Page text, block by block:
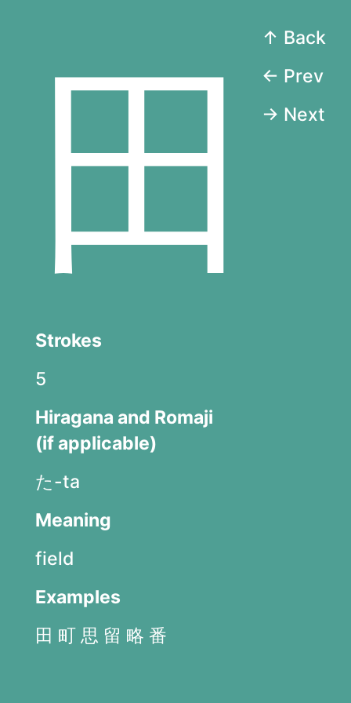
田
Strokes
5
Hiragana and Romaji
(if applicable)
た-ta
Meaning
field
Examples
田 町 思 留 略 番
↑ Back
← Prev
→ Next